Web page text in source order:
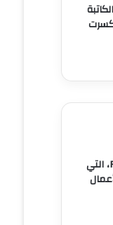
كسرت
منصة Footuno، التي